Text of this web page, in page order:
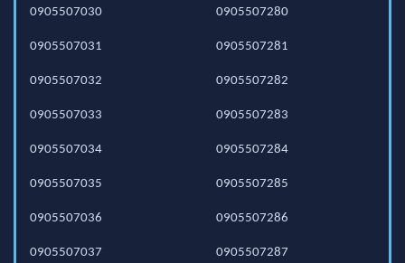
0905507030
0905507031
0905507032
0905507033
0905507034
0905507035
0905507036
0905507037
0905507280
0905507281
0905507282
0905507283
0905507284
0905507285
0905507286
0905507287